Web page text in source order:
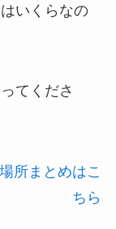
いくらなの
てくださ
所まとめはこ
ちら